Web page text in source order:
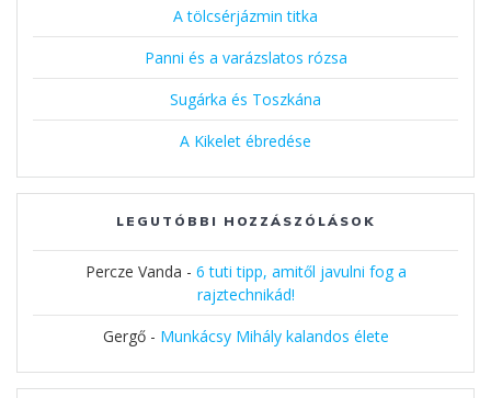
A tölcsérjázmin titka
Panni és a varázslatos rózsa
Sugárka és Toszkána
A Kikelet ébredése
LEGUTÓBBI HOZZÁSZÓLÁSOK
Percze Vanda - 6 tuti tipp, amitől javulni fog a
rajztechnikád!
Gergő- Munkácsy Mihály kalandos élete